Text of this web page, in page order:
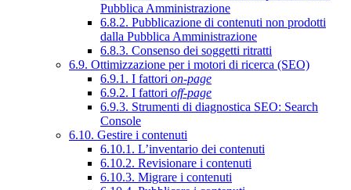
Pubblica Amministrazione
6.8.2. Pubblicazione di contenuti non prodotti
dalla Pubblica Amministrazione
6.8.3. Consenso dei soggetti ritratti
6.9. Ottimizzazione per i motori di ricerca (SEO)
6.9.1. I fattori on-page
6.9.2. I fattori off-page
6.9.3. Strumenti di diagnostica SEO: Search
Console
6.10. Gestire i contenuti
6.10.1. L’inventario dei contenuti
6.10.2. Revisionare i contenuti
6.10.3. Migrare i contenuti